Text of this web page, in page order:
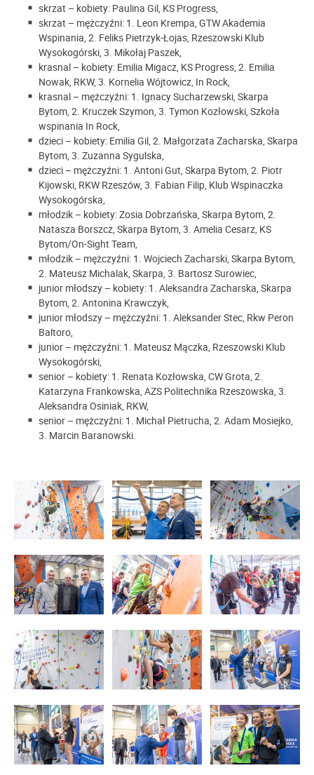
skrzat – kobiety: Paulina Gil, KS Progress,
skrzat – mężczyźni: 1. Leon Krempa, GTW Akademia
Wspinania, 2. Feliks Pietrzyk-Łojas, Rzeszowski Klub
Wysokogórski, 3. Mikołaj Paszek,
krasnal – kobiety: Emilia Migacz, KS Progress, 2. Emilia
Nowak, RKW, 3. Kornelia Wójtowicz, In Rock,
krasnal – mężczyźni: 1. Ignacy Sucharzewski, Skarpa
Bytom, 2. Kruczek Szymon, 3. Tymon Kozłowski, Szkoła
wspinania In Rock,
dzieci – kobiety: Emilia Gil, 2. Małgorzata Zacharska, Skarpa
Bytom, 3. Zuzanna Sygulska,
dzieci – mężczyźni: 1. Antoni Gut, Skarpa Bytom, 2. Piotr
Kijowski, RKW Rzeszów, 3. Fabian Filip, Klub Wspinaczka
Wysokogórska,
młodzik – kobiety: Zosia Dobrzańska, Skarpa Bytom, 2.
Natasza Borszcz, Skarpa Bytom, 3. Amelia Cesarz, KS
Bytom/On-Sight Team,
młodzik – mężczyźni: 1. Wojciech Zacharski, Skarpa Bytom,
2. Mateusz Michalak, Skarpa, 3. Bartosz Surowiec,
junior młodszy – kobiety: 1. Aleksandra Zacharska, Skarpa
Bytom, 2. Antonina Krawczyk,
junior młodszy – mężczyźni: 1. Aleksander Stec, Rkw Peron
Baltoro,
junior – mężczyźni: 1. Mateusz Mączka, Rzeszowski Klub
Wysokogórski,
senior – kobiety: 1. Renata Kozłowska, CW Grota, 2.
Katarzyna Frankowska, AZS Politechnika Rzeszowska, 3.
Aleksandra Osiniak, RKW,
senior – mężczyźni: 1. Michał Pietrucha, 2. Adam Mosiejko,
3. Marcin Baranowski.